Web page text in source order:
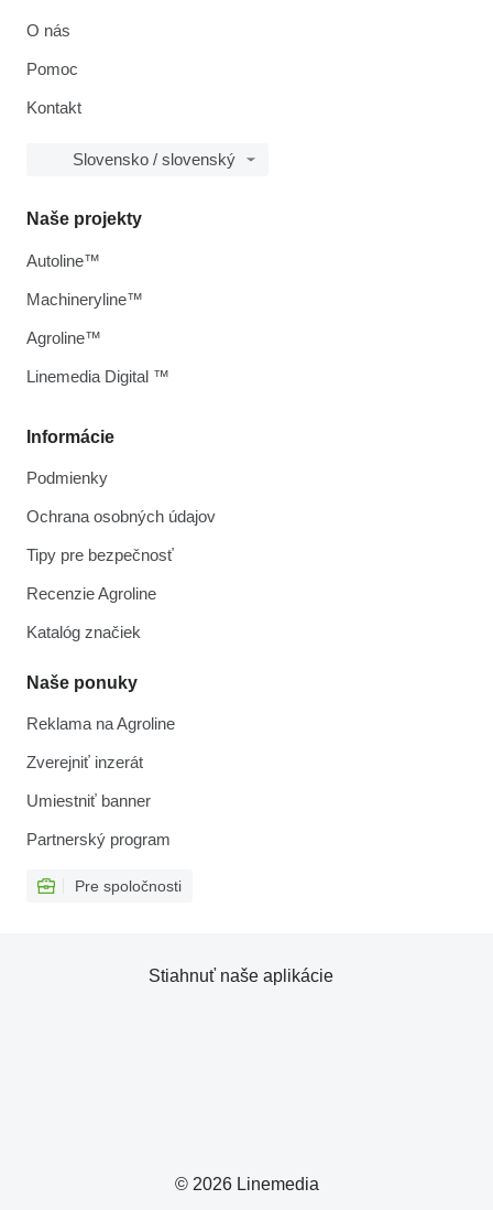
O nás
Pomoc
Kontakt
Slovensko / slovenský
Informácie
Podmienky
Ochrana osobných údajov
Tipy pre bezpečnosť
Recenzie Agroline
Katalóg značiek
Naše ponuky
Reklama na Agroline
Zverejniť inzerát
Umiestniť banner
Partnerský program
Pre spoločnosti
Naše projekty
Autoline™
Machineryline™
Agroline™
Linemedia Digital ™
© 2026 Linemedia
Stiahnuť naše aplikácie